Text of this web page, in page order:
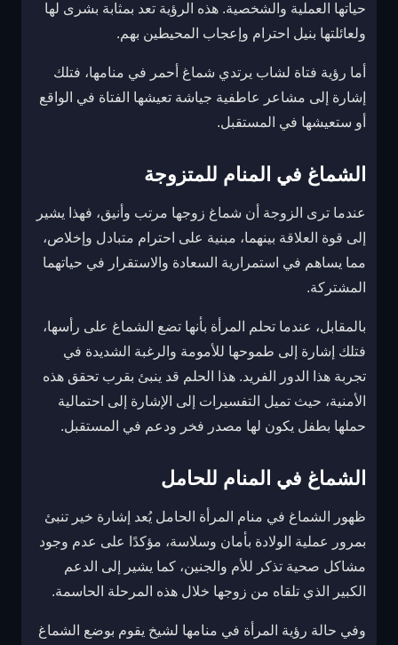
حياتها العملية والشخصية. هذه الرؤية تعد بمثابة بشرى لها
ولعائلتها بنيل احترام وإعجاب المحيطين بهم.
أما رؤية فتاة لشاب يرتدي شماغ أحمر في منامها، فتلك
إشارة إلى مشاعر عاطفية جياشة تعيشها الفتاة في الواقع
أو ستعيشها في المستقبل.
الشماغ في المنام للمتزوجة
عندما ترى الزوجة أن شماغ زوجها مرتب وأنيق، فهذا يشير
إلى قوة العلاقة بينهما، مبنية على احترام متبادل وإخلاص،
مما يساهم في استمرارية السعادة والاستقرار في حياتهما
المشتركة.
بالمقابل، عندما تحلم المرأة بأنها تضع الشماغ على رأسها،
فتلك إشارة إلى طموحها للأمومة والرغبة الشديدة في
تجربة هذا الدور الفريد. هذا الحلم قد ينبئ بقرب تحقق هذه
الأمنية، حيث تميل التفسيرات إلى الإشارة إلى احتمالية
حملها بطفل يكون لها مصدر فخر ودعم في المستقبل.
الشماغ في المنام للحامل
ظهور الشماغ في منام المرأة الحامل يُعد إشارة خير تنبئ
بمرور عملية الولادة بأمان وسلاسة، مؤكدًا على عدم وجود
مشاكل صحية تذكر للأم والجنين، كما يشير إلى الدعم
الكبير الذي تلقاه من زوجها خلال هذه المرحلة الحاسمة.
وفي حالة رؤية المرأة في منامها لشيخ يقوم بوضع الشماغ